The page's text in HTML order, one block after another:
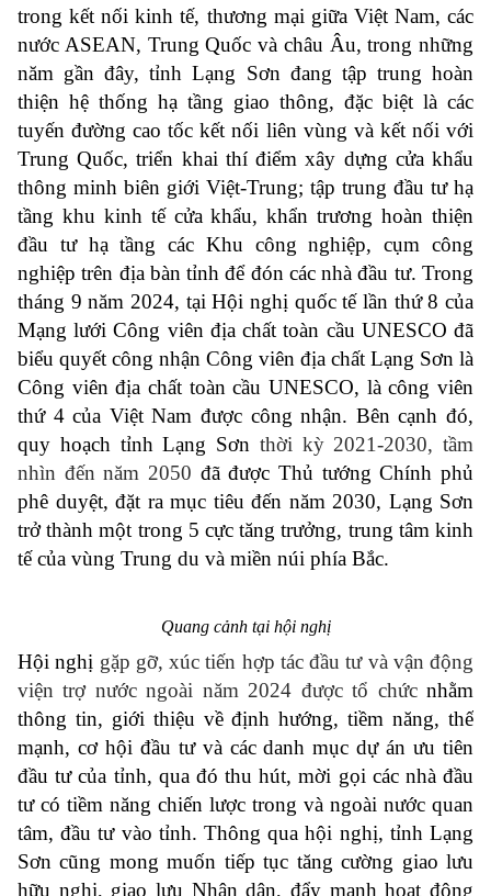
trong kết nối kinh tế, thương mại giữa Việt Nam, các
nước ASEAN, Trung Quốc và châu Âu, trong những
năm gần đây, tỉnh Lạng Sơn đang tập trung hoàn
thiện hệ thống hạ tầng giao thông, đặc biệt là các
tuyến đường cao tốc kết nối liên vùng và kết nối với
Trung Quốc, triển khai thí điểm xây dựng cửa khẩu
thông minh biên giới Việt-Trung; tập trung đầu tư hạ
tầng khu kinh tế cửa khẩu, khẩn trương hoàn thiện
đầu tư hạ tầng các Khu công nghiệp, cụm công
nghiệp trên địa bàn tỉnh để đón các nhà đầu tư. Trong
tháng 9 năm 2024, tại Hội nghị quốc tế lần thứ 8 của
Mạng lưới Công viên địa chất toàn cầu UNESCO đã
biểu quyết công nhận Công viên địa chất Lạng Sơn là
Công viên địa chất toàn cầu UNESCO, là công viên
thứ 4 của Việt Nam được công nhận. Bên cạnh đó,
quy hoạch tỉnh Lạng Sơn thời kỳ 2021-2030, tầm
nhìn đến năm 2050 đã được Thủ tướng Chính phủ
phê duyệt, đặt ra mục tiêu đến năm 2030, Lạng Sơn
trở thành một trong 5 cực tăng trưởng, trung tâm kinh
tế của vùng Trung du và miền núi phía Bắc.
Quang cảnh tại hội nghị
Hội nghị gặp gỡ, xúc tiến hợp tác đầu tư và vận động
viện trợ nước ngoài năm 2024 được tổ chức nhằm
thông tin, giới thiệu về định hướng, tiềm năng, thế
mạnh, cơ hội đầu tư và các danh mục dự án ưu tiên
đầu tư của tỉnh, qua đó thu hút, mời gọi các nhà đầu
tư có tiềm năng chiến lược trong và ngoài nước quan
tâm, đầu tư vào tỉnh. Thông qua hội nghị, tỉnh Lạng
Sơn cũng mong muốn tiếp tục tăng cường giao lưu
hữu nghị, giao lưu Nhân dân, đẩy mạnh hoạt động